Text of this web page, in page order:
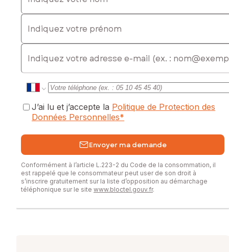
Indiquez votre prénom
E-mail
J’ai lu et j’accepte la Politique de Protection des
Données Personnelles*
Envoyer ma demande
Conformément à l’article L.223-2 du Code de la consommation, il
est rappelé que le consommateur peut user de son droit à
s’inscrire gratuitement sur la liste d’opposition au démarchage
téléphonique sur le site www.bloctel.gouv.fr.